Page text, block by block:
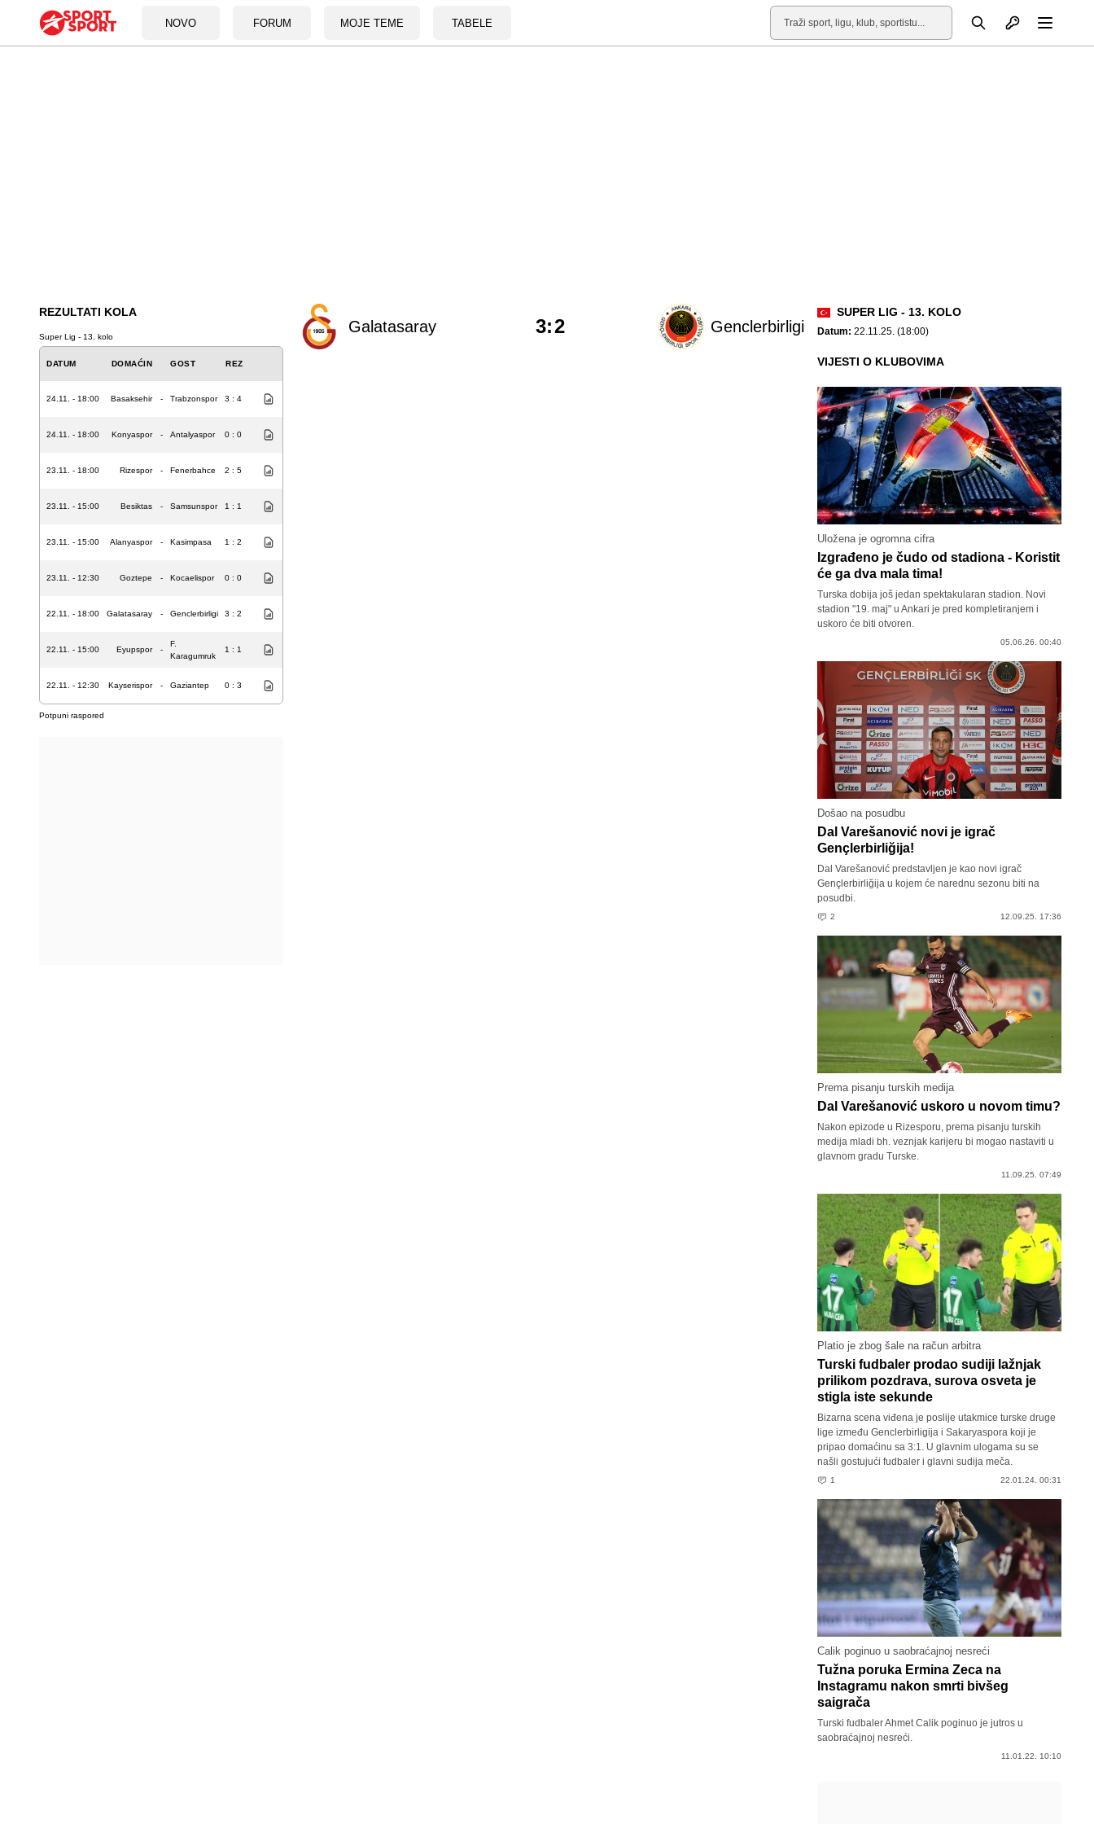
NOVO FORUM MOJE TEME TABELE
Pretraga Otvori profil
REZULTATI KOLA
Super Lig - 13. kolo
DATUM DOMAĆIN GOST REZ
24.11. - 18:00 Basaksehir - Trabzonspor 3 : 4
24.11. - 18:00 Konyaspor - Antalyaspor 0 : 0
23.11. - 18:00 Rizespor - Fenerbahce 2 : 5
23.11. - 15:00 Besiktas - Samsunspor 1 : 1
23.11. - 15:00 Alanyaspor - Kasimpasa 1 : 2
23.11. - 12:30 Goztepe - Kocaelispor 0 : 0
22.11. - 18:00 Galatasaray - Genclerbirligi 3 : 2
22.11. - 15:00 Eyupspor -
F.
Karagumruk
1 : 1
22.11. - 12:30 Kayserispor - Gaziantep 0 : 3
Potpuni raspored
Galatasaray Genclerbirligi
3:2
SUPER LIG - 13. KOLO
Datum: 22.11.25. (18:00)
VIJESTI O KLUBOVIMA
Uložena je ogromna cifra
Izgrađeno je čudo od stadiona - Koristit
će ga dva mala tima!
Turska dobija još jedan spektakularan stadion. Novi
stadion "19. maj" u Ankari je pred kompletiranjem i
uskoro će biti otvoren.
05.06.26. 00:40
Došao na posudbu
Dal Varešanović novi je igrač
Gençlerbirliğija!
Dal Varešanović predstavljen je kao novi igrač
Gençlerbirliğija u kojem će narednu sezonu biti na
posudbi.
2 12.09.25. 17:36
Prema pisanju turskih medija
Dal Varešanović uskoro u novom timu?
Nakon epizode u Rizesporu, prema pisanju turskih
medija mladi bh. veznjak karijeru bi mogao nastaviti u
glavnom gradu Turske.
11.09.25. 07:49
Platio je zbog šale na račun arbitra
Turski fudbaler prodao sudiji lažnjak
prilikom pozdrava, surova osveta je
stigla iste sekunde
Bizarna scena viđena je poslije utakmice turske druge
lige između Genclerbirligija i Sakaryaspora koji je
pripao domaćinu sa 3:1. U glavnim ulogama su se
našli gostujući fudbaler i glavni sudija meča.
1 22.01.24. 00:31
Calik poginuo u saobraćajnoj nesreći
Tužna poruka Ermina Zeca na
Instagramu nakon smrti bivšeg
saigrača
Turski fudbaler Ahmet Calik poginuo je jutros u
saobraćajnoj nesreći.
11.01.22. 10:10